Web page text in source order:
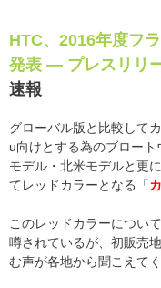
HTC、2016年度フ
発表 ― プレスリリ
速報
グローバル版と比較して
u向けとする為のブロー
モデル・北米モデルと更
てレッドカラーとなる「
このレッドカラーについ
噂されているが、初販売
む声が各地から聞こえてく